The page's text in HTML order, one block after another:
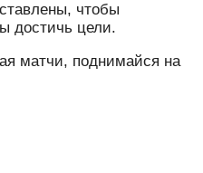
чтобы
достичь цели.
матчи, поднимайся на